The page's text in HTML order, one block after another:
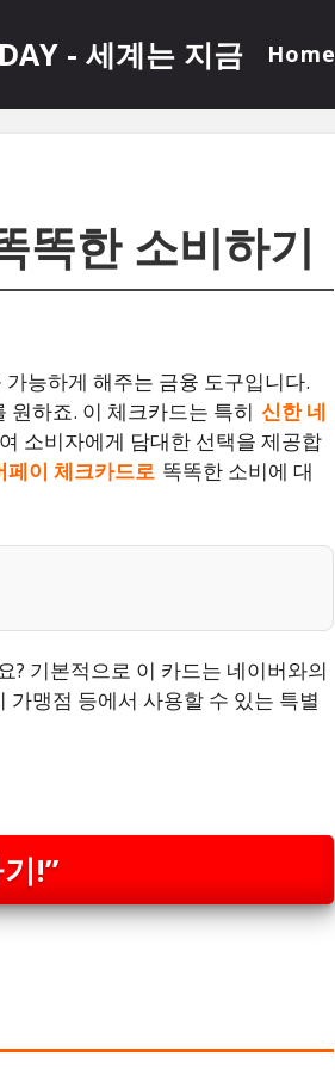
- 세계는 지금 Home
똑한 소비하기
능하게 해주는 금융 도구입니다.
하죠. 이 체크카드는 특히 신한 네
소비자에게 담대한 선택을 제공합
페이 체크카드로 똑똑한 소비에 대
? 기본적으로 이 카드는 네이버와의
맹점 등에서 사용할 수 있는 특별
!”